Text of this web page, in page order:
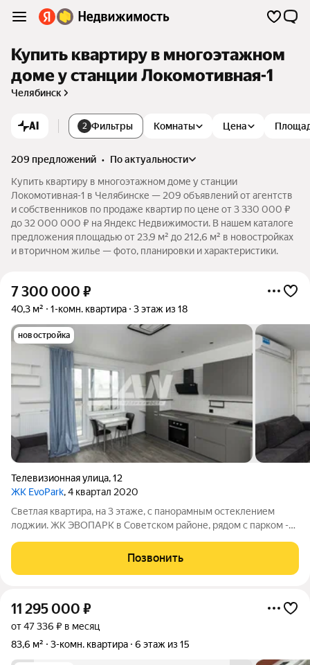
Купить квартиру в многоэтажном
доме у станции Локомотивная-1
Челябинск
AI 2 Фильтры Комнаты Цена
209 предложений •
по актуальности
Купить квартиру в многоэтажном доме у станции
Локомотивная-1 в Челябинске — 209 объявлений от агентств
и собственников по продаже квартир по цене от 3 330 000 ₽
до 32 000 000 ₽ на Яндекс Недвижимости. В нашем каталоге
предложения площадью от 23,9 м² до 212,6 м² в новостройках
и вторичном жилье — фото, планировки и характеристики.
7 300 000 ₽
40,3 м² 1-комн. квартира 3 этаж из 18
новостройка
Телевизионная улица,12
ЖК EvoPark, 4 квартал 2020
Светлая квартира, на 3 этаже, с панорамным остеклением
лоджии. ЖК ЭВОПАРК в Советском районе, рядом с парком -
остановки общественного транспорта - удобно для жителей
без авто, до центра без
Позвонить
11 295 000 ₽
от 47 336 ₽ в месяц
83,6 м²
3-комн. квартира 6 этаж из 15